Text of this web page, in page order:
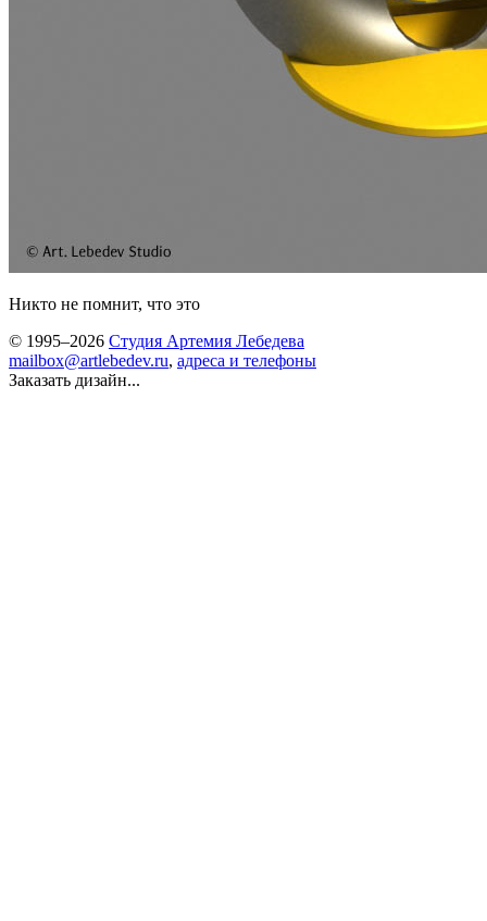
Никто не помнит, что это
© 1995–2026 Студия Артемия Лебедева
mailbox@artlebedev.ru, адреса и телефоны
Заказать дизайн...